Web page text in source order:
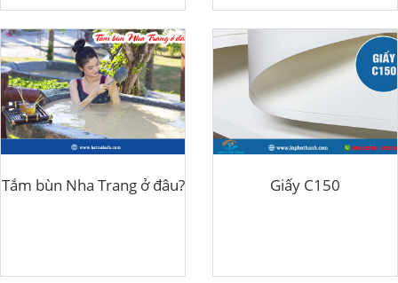
Tắm bùn Nha Trang ở đâu? Giấy C150